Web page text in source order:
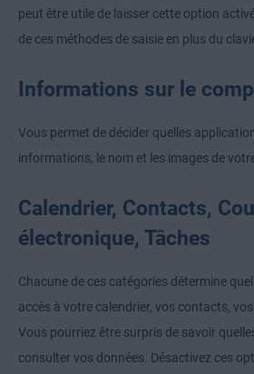
peut être utile de laisser cette option
de ces méthodes de saisie en plus du
Informations sur le
Vous permet de décider quelles
informations, le nom et les images de
Calendrier, Contacts,
électronique, Tâches
Chacune de ces catégories détermine
accès à votre calendrier, vos contacts,
Vous pourriez être surpris de savoir
consulter vos données. Désactivez ces